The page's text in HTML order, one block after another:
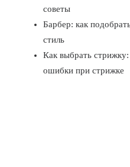
советы
Барбер: как
стиль
Как выбрать
ошибки при стрижке